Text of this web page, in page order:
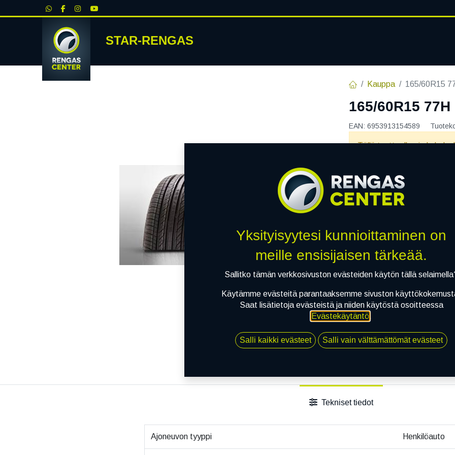
STAR-RENGAS
Kauppa 165/60R15
165/60R15
EAN: 6953913154589
Tällä tuotteella ei ole
OVATION
Toimitusehdot
Tekniset tiedot
Ajoneuvon tyyppi Henkilöauto
Yksityisyytesi kunnioittaminen on
meille ensisijaisen tärkeää.
Sallitko tämän verkkosivuston evästeiden käytön tällä
Käytämme evästeitä parantaaksemme sivuston
Saat lisätietoja evästeistä ja niiden käytöstä osoitteessa
Evästekäytäntö.
Salli kaikki evästeet Salli vain välttämättömät evästeet